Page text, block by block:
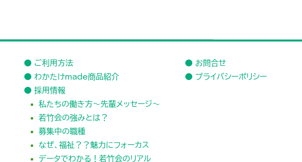
● ご利用方法
● わかたけmade商品紹介
● 採用情報
私たちの働き方～先輩メッセージ～
若竹会の強みとは？
募集中の職種
なぜ、福祉？？魅力にフォーカス
データでわかる！若竹会のリアル
● お問合せ
● プライバシーポリシー